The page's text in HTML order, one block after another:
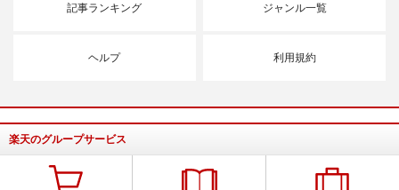
記事ランキング ジャンル一覧
ヘルプ 利用規約
楽天のグループサービス